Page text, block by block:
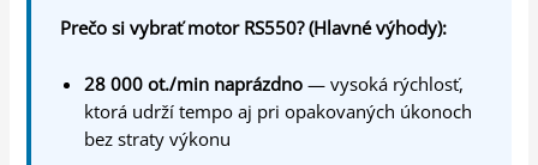
Prečo si vybrať motor RS550? (Hlavné výhody):
28 000 ot./min naprázdno — vysoká rýchlosť,
ktorá udrží tempo aj pri opakovaných úkonoch
bez straty výkonu